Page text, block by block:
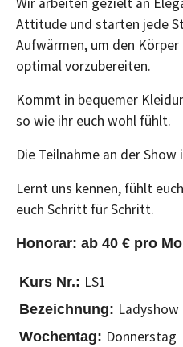
Wir arbeiten gezielt an
Attitude und starten jede
Aufwärmen, um den
optimal vorzubereiten.
Kommt in bequemer
so wie ihr euch wohl fühlt.
Die Teilnahme an der
Lernt uns kennen, fühlt
euch Schritt für Schritt.
Honorar: ab 40 € pro
LS1
Donnerstag